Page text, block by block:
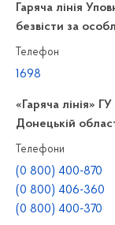
Гаряча лінія
безвісти за
Телефон
1698
«Гаряча лінія»
Донецькій
Телефони
(0 800) 400-870
(0 800) 406-360
(0 800) 400-370